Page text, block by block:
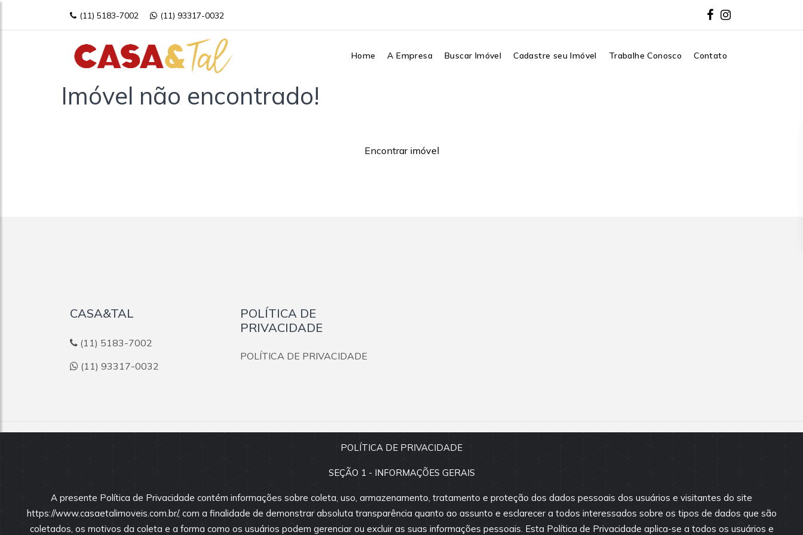
(11) 5183-7002 (11) 93317-0032
Home A Empresa Buscar Imóvel Cadastre seu Imóvel Trabalhe Conosco Contato
Imóvel não encontrado!
Encontrar imóvel
POLÍTICA DE PRIVACIDADE
SEÇÃO 1 - INFORMAÇÕES GERAIS
A presente Política de Privacidade contém informações sobre coleta, uso, armazenamento, tratamento e proteção dos dados pessoais dos usuários e visitantes do site
https://www.casaetalimoveis.com.br/, com a finalidade de demonstrar absoluta transparência quanto ao assunto e esclarecer a todos interessados sobre os tipos de dados que são
coletados, os motivos da coleta e a forma como os usuários podem gerenciar ou excluir as suas informações pessoais. Esta Política de Privacidade aplica-se a todos os usuários e
CASA&TAL
(11) 5183-7002
(11) 93317-0032
POLÍTICA DE
PRIVACIDADE
POLÍTICA DE PRIVACIDADE
:: CRECI 37897-J Todos os direitos reservados.
Todas as informações e valores exibidos neste portal são fornecidos pelos proprietários
nossos corretores.